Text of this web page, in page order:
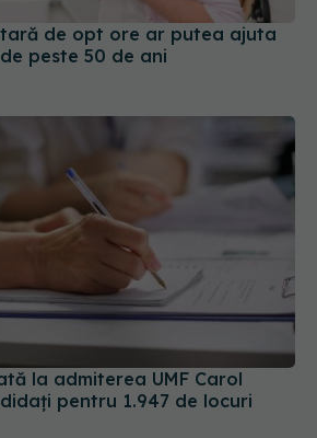
de opt ore ar putea ajuta
peste 50 de ani
la admiterea UMF Carol
pentru 1.947 de locuri